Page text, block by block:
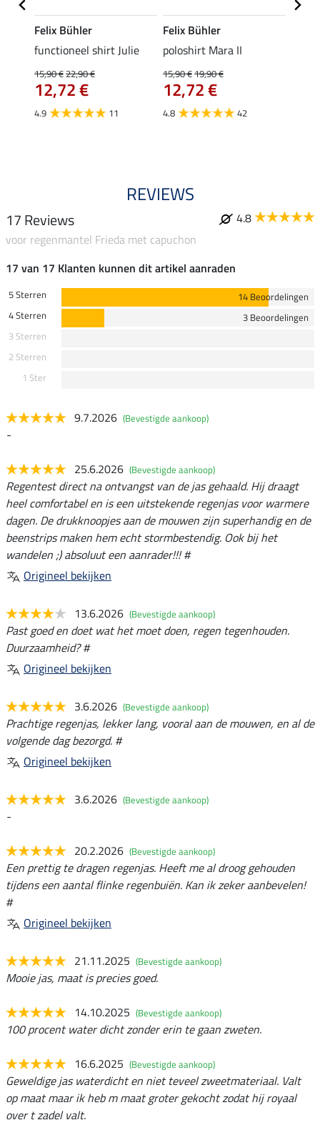
Felix Bühler
functioneel shirt Julie
15,90 €22,90 €
12,72 €
4.9 11
Felix Bühler
poloshirt Mara II
15,90 €19,90 €
12,72 €
4.8 42
REVIEWS
17 Reviews
4.8
voor regenmantel Frieda met capuchon
17 van 17 Klanten kunnen dit artikel aanraden
5 Sterren
14 Beoordelingen
4 Sterren
3 Beoordelingen
3 Sterren
2 Sterren
1 Ster
9.7.2026 (Bevestigde aankoop)
-
25.6.2026 (Bevestigde aankoop)
Regentest direct na ontvangst van de jas gehaald. Hij draagt
heel comfortabel en is een uitstekende regenjas voor warmere
dagen. De drukknoopjes aan de mouwen zijn superhandig en de
beenstrips maken hem echt stormbestendig. Ook bij het
wandelen ;) absoluut een aanrader!!! #
Origineel bekijken
13.6.2026 (Bevestigde aankoop)
Past goed en doet wat het moet doen, regen tegenhouden.
Duurzaamheid? #
Origineel bekijken
3.6.2026 (Bevestigde aankoop)
Prachtige regenjas, lekker lang, vooral aan de mouwen, en al de
volgende dag bezorgd. #
Origineel bekijken
3.6.2026 (Bevestigde aankoop)
-
20.2.2026 (Bevestigde aankoop)
Een prettig te dragen regenjas. Heeft me al droog gehouden
tijdens een aantal flinke regenbuiën. Kan ik zeker aanbevelen!
#
Origineel bekijken
21.11.2025 (Bevestigde aankoop)
Mooie jas, maat is precies goed.
14.10.2025 (Bevestigde aankoop)
100 procent water dicht zonder erin te gaan zweten.
16.6.2025 (Bevestigde aankoop)
Geweldige jas waterdicht en niet teveel zweetmateriaal. Valt
op maat maar ik heb m maat groter gekocht zodat hij royaal
over t zadel valt.